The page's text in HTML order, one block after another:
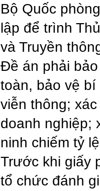
Bộ Quốc
lập để trình
và Truyền
Đề án phải
toàn, bảo vệ
viễn thông;
doanh nghiệp;
ninh chiếm tỷ
Trước khi giấy
tổ chức đánh